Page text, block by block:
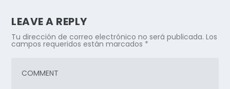
LEAVE A REPLY
Tu dirección de correo electrónico no será publicada. Los
campos requeridos están marcados *